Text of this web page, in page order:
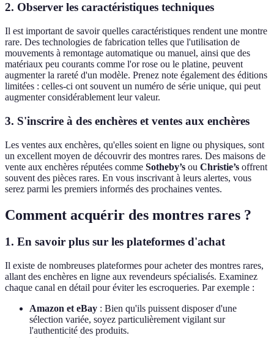
2. Observer les caractéristiques techniques
Il est important de savoir quelles caractéristiques rendent une montre
rare. Des technologies de fabrication telles que l'utilisation de
mouvements à remontage automatique ou manuel, ainsi que des
matériaux peu courants comme l'or rose ou le platine, peuvent
augmenter la rareté d'un modèle. Prenez note également des éditions
limitées : celles-ci ont souvent un numéro de série unique, qui peut
augmenter considérablement leur valeur.
3. S'inscrire à des enchères et ventes aux enchères
Les ventes aux enchères, qu'elles soient en ligne ou physiques, sont
un excellent moyen de découvrir des montres rares. Des maisons de
vente aux enchères réputées comme Sotheby’s ou Christie’s offrent
souvent des pièces rares. En vous inscrivant à leurs alertes, vous
serez parmi les premiers informés des prochaines ventes.
Comment acquérir des montres rares ?
1. En savoir plus sur les plateformes d'achat
Il existe de nombreuses plateformes pour acheter des montres rares,
allant des enchères en ligne aux revendeurs spécialisés. Examinez
chaque canal en détail pour éviter les escroqueries. Par exemple :
Amazon et eBay : Bien qu'ils puissent disposer d'une
sélection variée, soyez particulièrement vigilant sur
l'authenticité des produits.